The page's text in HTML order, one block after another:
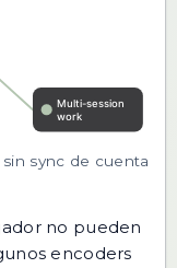
sync de cuenta
no pueden
encoders